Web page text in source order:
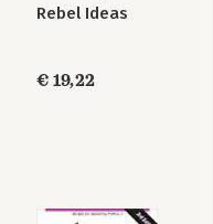
weet
Rebel Ideas
€ 19,22